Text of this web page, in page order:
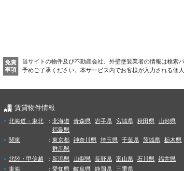
免責
事項
当サイトの物件及び不動産会社、外壁塗装業者の情報は検索
予めご了承ください。 本サービス内でお客様が入力される個
賃貸物件情報
北海道・東北 ： 北海道 青森県 岩手県 宮城県 秋田県
山形県
福島県
関東
： 東京都 神奈川県 埼玉県 千葉県 茨城県 栃木県
群馬県
北陸・甲信越
： 新潟県 山梨県 長野県 富山県 石川県 福井県
東海
： 愛知県 岐阜県 静岡県 三重県